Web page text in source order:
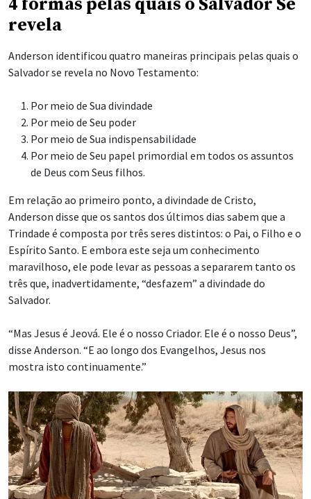
4 formas pelas quais o Salvador Se
revela
Anderson identificou quatro maneiras principais pelas quais o
Salvador se revela no Novo Testamento:
Por meio de Sua divindade
Por meio de Seu poder
Por meio de Sua indispensabilidade
Por meio de Seu papel primordial em todos os assuntos
de Deus com Seus filhos.
Em relação ao primeiro ponto, a divindade de Cristo,
Anderson disse que os santos dos últimos dias sabem que a
Trindade é composta por três seres distintos: o Pai, o Filho e o
Espírito Santo. E embora este seja um conhecimento
maravilhoso, ele pode levar as pessoas a separarem tanto os
três que, inadvertidamente, “desfazem” a divindade do
Salvador.
“Mas Jesus é Jeová. Ele é o nosso Criador. Ele é o nosso Deus”,
disse Anderson. “E ao longo dos Evangelhos, Jesus nos
mostra isto continuamente.”